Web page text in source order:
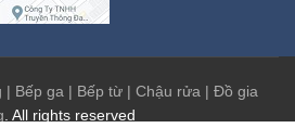
| Bếp ga | Bếp từ | Chậu rửa | Đồ gia
. All rights reserved